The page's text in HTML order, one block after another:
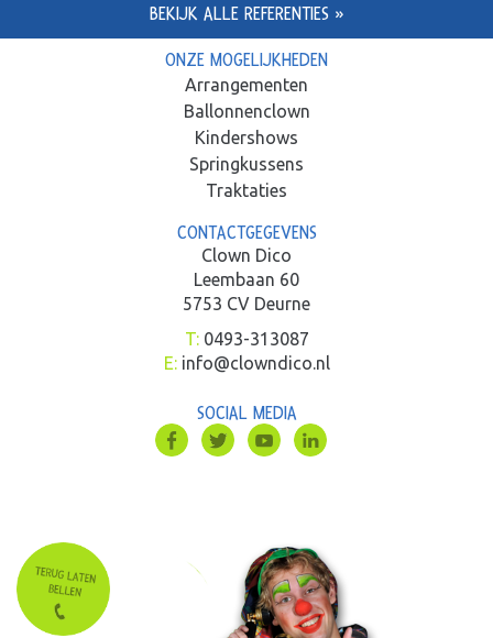
BEKIJK ALLE REFERENTIES »
ONZE MOGELIJKHEDEN
Arrangementen
Ballonnenclown
Kindershows
Springkussens
Traktaties
CONTACTGEGEVENS
Clown Dico
Leembaan 60
5753 CV Deurne
T:0493-313087
E: info@clowndico.nl
SOCIAL MEDIA